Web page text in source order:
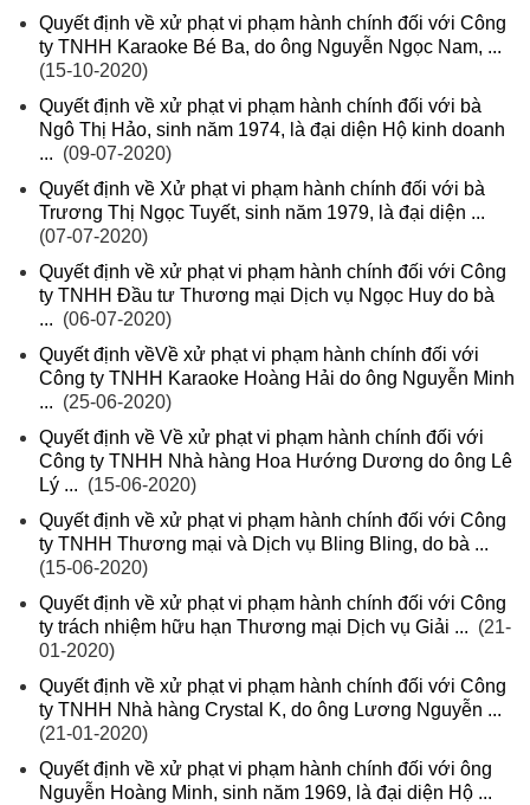
Quyết định về xử phạt vi phạm hành chính đối với Công
ty TNHH Karaoke Bé Ba, do ông Nguyễn Ngọc Nam, ...
(15-10-2020)
Quyết định về xử phạt vi phạm hành chính đối với bà
Ngô Thị Hảo, sinh năm 1974, là đại diện Hộ kinh doanh
... (09-07-2020)
Quyết định về Xử phạt vi phạm hành chính đối với bà
Trương Thị Ngọc Tuyết, sinh năm 1979, là đại diện ...
(07-07-2020)
Quyết định về xử phạt vi phạm hành chính đối với Công
ty TNHH Đầu tư Thương mại Dịch vụ Ngọc Huy do bà
... (06-07-2020)
Quyết định vềVề xử phạt vi phạm hành chính đối với
Công ty TNHH Karaoke Hoàng Hải do ông Nguyễn Minh
... (25-06-2020)
Quyết định về Về xử phạt vi phạm hành chính đối với
Công ty TNHH Nhà hàng Hoa Hướng Dương do ông Lê
Lý ... (15-06-2020)
Quyết định về xử phạt vi phạm hành chính đối với Công
ty TNHH Thương mại và Dịch vụ Bling Bling, do bà ...
(15-06-2020)
Quyết định về xử phạt vi phạm hành chính đối với Công
ty trách nhiệm hữu hạn Thương mại Dịch vụ Giải ... (21-
01-2020)
Quyết định về xử phạt vi phạm hành chính đối với Công
ty TNHH Nhà hàng Crystal K, do ông Lương Nguyễn ...
(21-01-2020)
Quyết định về xử phạt vi phạm hành chính đối với ông
Nguyễn Hoàng Minh, sinh năm 1969, là đại diện Hộ ...